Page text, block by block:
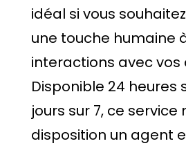
idéal si vous
une touche humaine
interactions avec vos
Disponible 24 heures
jours sur 7, ce
disposition un agent